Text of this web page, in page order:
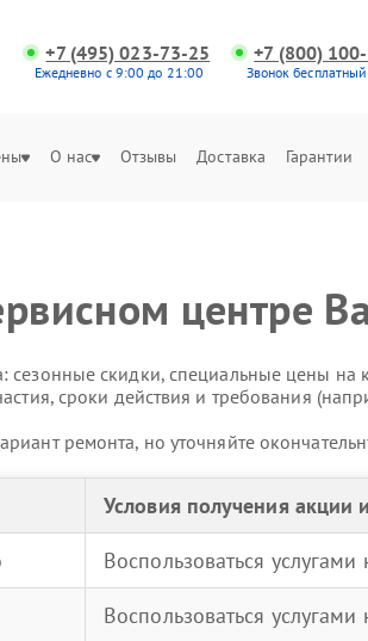
+7 (495) 023-73-25
Ежедневно с 9:00 до 21:00
+7 (800)
Звонок
О нас Отзывы Доставка Гарантии
центре
сезонные скидки, специальные цены
сроки действия и требования
ремонта, но уточняйте
Условия получения акции
Воспользоваться
Воспользоваться